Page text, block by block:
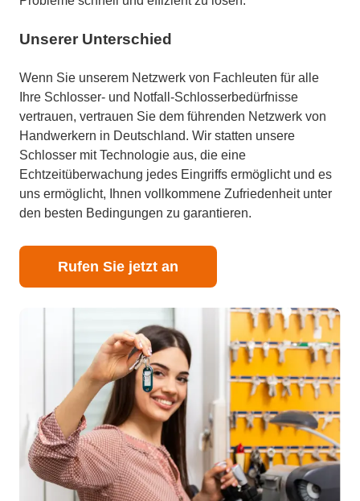
Unserer Unterschied
Wenn Sie unserem Netzwerk von Fachleuten für alle
Ihre Schlosser- und Notfall-Schlosserbedürfnisse
vertrauen, vertrauen Sie dem führenden Netzwerk von
Handwerkern in Deutschland. Wir statten unsere
Schlosser mit Technologie aus, die eine
Echtzeitüberwachung jedes Eingriffs ermöglicht und es
uns ermöglicht, Ihnen vollkommene Zufriedenheit unter
den besten Bedingungen zu garantieren.
Rufen Sie jetzt an